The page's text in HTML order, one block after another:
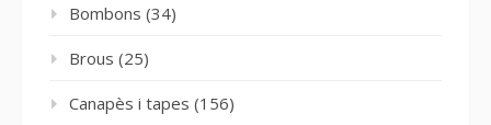
Bombons (34)
Brous (25)
Canapès i tapes (156)